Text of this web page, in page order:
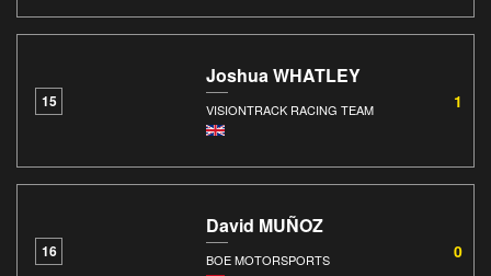
15
Joshua WHATLEY
VISIONTRACK RACING TEAM 1
16
David MUÑOZ
BOE MOTORSPORTS 0